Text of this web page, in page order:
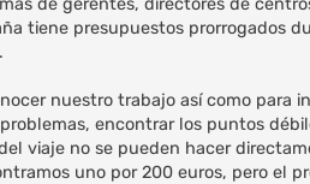
tiene presupuestos prorrogados
nuestro trabajo así como para
encontrar los puntos
viaje no se pueden hacer
uno por 200 euros, pero el